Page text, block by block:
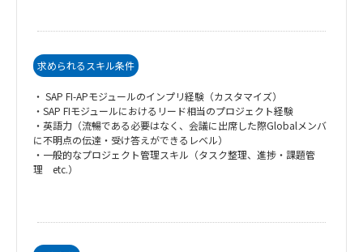
求められるスキル条件
・ SAP FI-APモジュールのインプリ経験（カスタマイズ）
・SAP FIモジュールにおけるリード相当のプロジェクト経験
・英語力（流暢である必要はなく、会議に出席した際Globalメンバ
に不明点の伝達・受け答えができるレベル）
・一般的なプロジェクト管理スキル（タスク整理、進捗・課題管
理 etc.）